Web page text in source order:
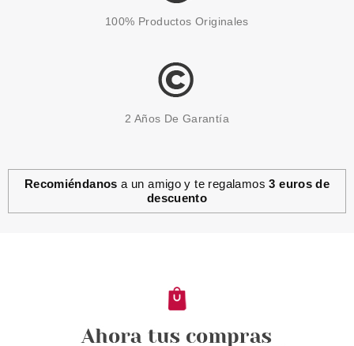
100% Productos Originales
2 Años De Garantía
Recomiéndanos a un amigo y te regalamos3 euros de
descuento